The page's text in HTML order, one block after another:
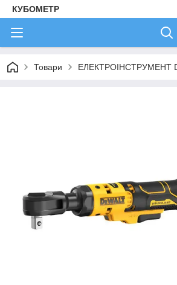
КУБОМЕТР
Товари ЕЛЕКТРОІНСТРУМЕНТ